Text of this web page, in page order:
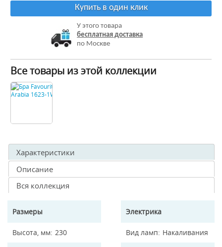
Купить в один клик
У этого товара
бесплатная доставка
по Москве
Все товары из этой коллекции
Характеристики
Описание
Вся коллекция
Размеры
Высота, мм 230
Электрика
Вид ламп Накаливания